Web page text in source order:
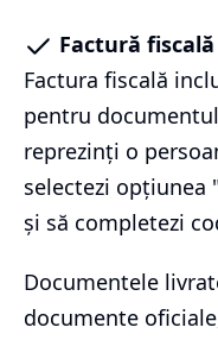
Factură fiscală
Factura fiscală
pentru
reprezinți o
selectezi opțiunea
și să completezi
Documentele
documente